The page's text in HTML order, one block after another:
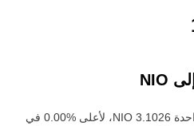
اعتبارًا من اليوم، تعادل 1INCH واحدة ‏‎‏‎3.1026‏‏ NIO‏، لأعلى‏ ‏‎0.00‎%‎‏ في